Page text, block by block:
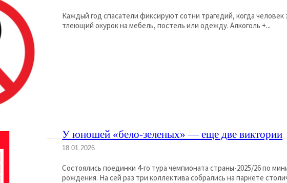
Каждый год спасатели фиксируют сотни трагедий, когда человек
тлеющий окурок на мебель, постель или одежду. Алкоголь +...
У юношей «бело-зеленых» — еще две виктории
18.01.2026
Состоялись поединки 4-го тура чемпионата страны-2025/26 по
рождения. На сей раз три коллектива собрались на паркете